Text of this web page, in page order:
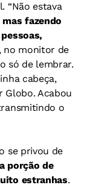
“Não estava
fazendo
, no monitor de
só de lembrar.
cabeça,
Globo. Acabou
o
se privou de
porção de
estranhas.